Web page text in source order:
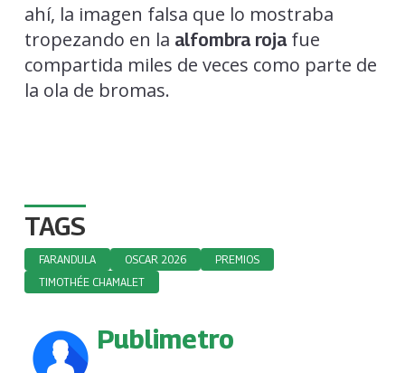
ahí, la imagen falsa que lo mostraba
tropezando en la alfombra roja fue
compartida miles de veces como parte de
la ola de bromas.
TAGS
FARANDULA OSCAR 2026
PREMIOS
TIMOTHÉE CHAMALET
Publimetro